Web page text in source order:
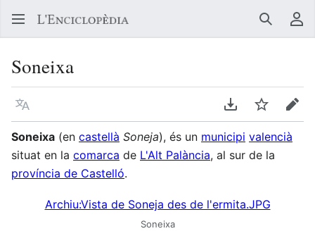
Buscar
Soneixa
Llegir en un atre idioma Descarregar en
Vigilar
Soneixa (en castellà Soneja), és un municipi valencià
situat en la comarca de L'Alt Palància, al sur de la
província de Castelló.
Archiu:Vista de Soneja des de l'ermita.JPG
Soneixa